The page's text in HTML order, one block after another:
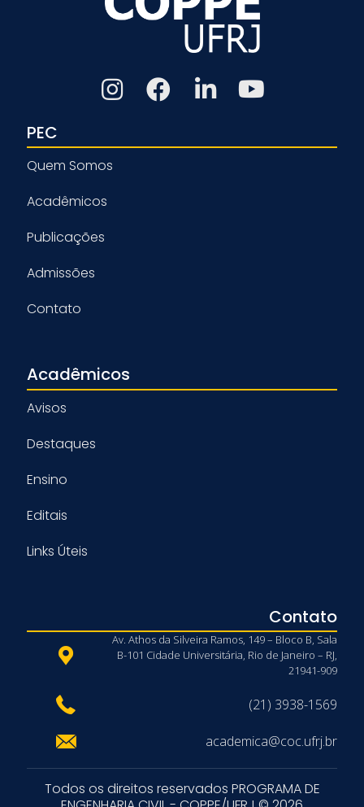
PEC
Quem Somos
Acadêmicos
Publicações
Admissões
Contato
Acadêmicos
Avisos
Destaques
Ensino
Editais
Links Úteis
Contato
Av. Athos da Silveira Ramos, 149 – Bloco B, Sala
B-101 Cidade Universitária, Rio de Janeiro – RJ,
21941-909
(21) 3938-1569
academica@coc.ufrj.br
Todos os direitos reservados PROGRAMA DE